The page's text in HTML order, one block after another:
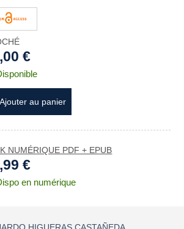
€
Ajouter au panier
NUMÉRIQUE PDF + EPUB
€
en numérique